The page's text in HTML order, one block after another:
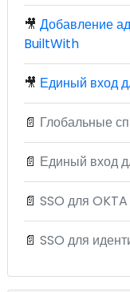
🎥 Добавление
BuiltWith
🎥 Единый вход
📄 Глобальные
📄 Единый вход
📄 SSO для OKTA
📄 SSO для